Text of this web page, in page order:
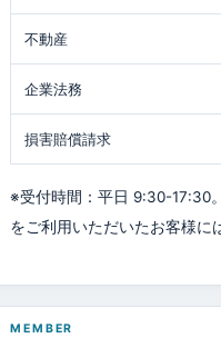
不動産
企業法務
損害賠償請求
※受付時間：平日 9:30-17:30
をご利用いただいたお客様に